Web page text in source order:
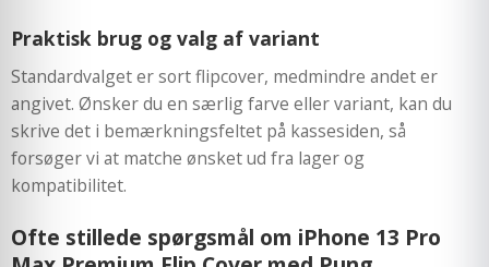
Praktisk brug og valg af variant
Standardvalget er sort flipcover, medmindre andet er
angivet. Ønsker du en særlig farve eller variant, kan du
skrive det i bemærkningsfeltet på kassesiden, så
forsøger vi at matche ønsket ud fra lager og
kompatibilitet.
Ofte stillede spørgsmål om iPhone 13 Pro